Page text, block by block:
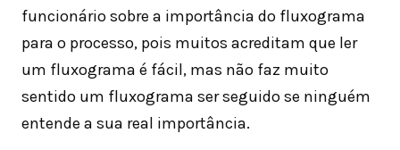
funcionário sobre a importância do fluxograma
para o processo, pois muitos acreditam que ler
um fluxograma é fácil, mas não faz muito
sentido um fluxograma ser seguido se ninguém
entende a sua real importância.